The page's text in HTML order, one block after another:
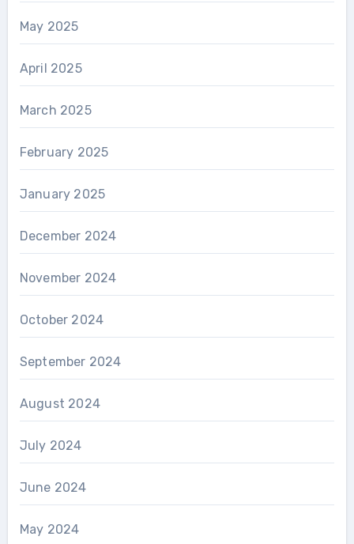
May 2025
April 2025
March 2025
February 2025
January 2025
December 2024
November 2024
October 2024
September 2024
August 2024
July 2024
June 2024
May 2024